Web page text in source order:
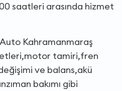
saatleri arasında hizmet
Kahramanmaraş
tamiri,fren
ve balans,akü
bakımı gibi